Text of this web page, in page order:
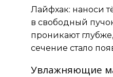
Лайфхак: наноси
в свободный
проникают
сечение стало
Увлажняющие